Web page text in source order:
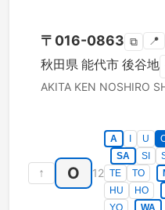
〒 016-0863 ⧉ 📍
秋田県 能代市 後谷地
AKITA KEN NOSHIRO
↑ O 12
A U
SA
SI
TE
TO
HU
HO
YO
WA